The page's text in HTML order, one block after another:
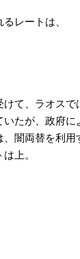
レートは、
て、ラオスで
たが、政府
闇両替を利用
上。